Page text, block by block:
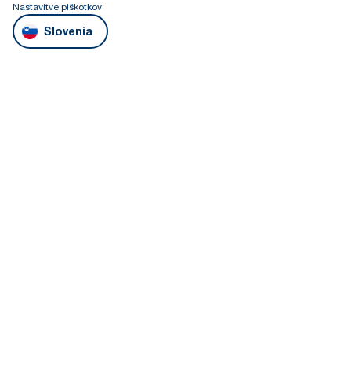
Nastavitve piškotkov
Slovenia